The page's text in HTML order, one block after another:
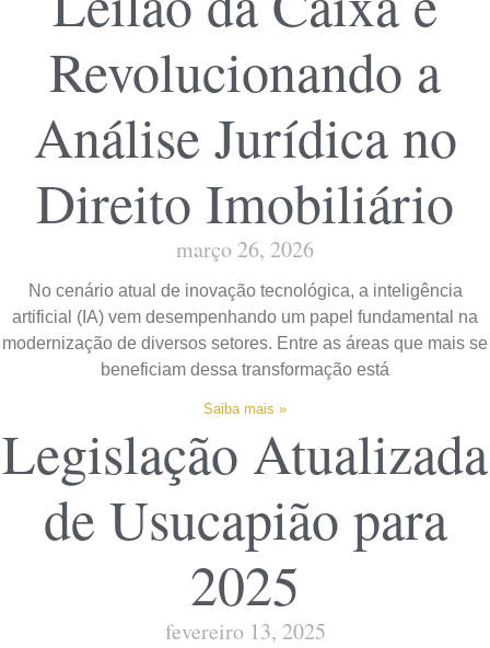
Revolucionando a
Análise Jurídica no
Direito Imobiliário
março 26, 2026
No cenário atual de inovação tecnológica, a inteligência
artificial (IA) vem desempenhando um papel fundamental na
modernização de diversos setores. Entre as áreas que mais se
beneficiam dessa transformação está
Saiba mais »
Legislação Atualizada
de Usucapião para
2025
fevereiro 13, 2025